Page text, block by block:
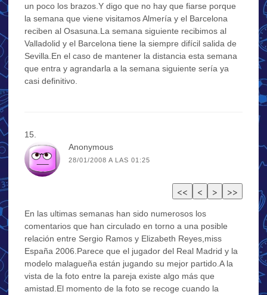
un poco los brazos.Y digo que no hay que fiarse porque
la semana que viene visitamos Almería y el Barcelona
reciben al Osasuna.La semana siguiente recibimos al
Valladolid y el Barcelona tiene la siempre difícil salida de
Sevilla.En el caso de mantener la distancia esta semana
que entra y agrandarla a la semana siguiente sería ya
casi definitivo.
Anonymous
28/01/2008 A LAS 01:25
En las ultimas semanas han sido numerosos los
comentarios que han circulado en torno a una posible
relación entre Sergio Ramos y Elizabeth Reyes,miss
España 2006.Parece que el jugador del Real Madrid y la
modelo malagueña están jugando su mejor partido.A la
vista de la foto entre la pareja existe algo más que
amistad.El momento de la foto se recoge cuando la